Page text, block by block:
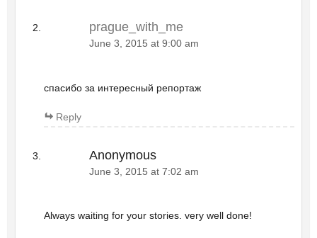
prague_with_me
June 3, 2015 at 9:00 am
спасибо за интересный репортаж
Reply
Anonymous
June 3, 2015 at 7:02 am
Always waiting for your stories. very well done!